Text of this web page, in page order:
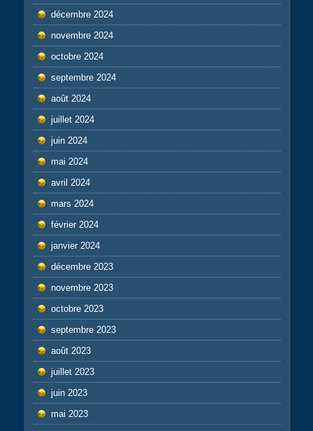
décembre 2024
novembre 2024
octobre 2024
septembre 2024
août 2024
juillet 2024
juin 2024
mai 2024
avril 2024
mars 2024
février 2024
janvier 2024
décembre 2023
novembre 2023
octobre 2023
septembre 2023
août 2023
juillet 2023
juin 2023
mai 2023